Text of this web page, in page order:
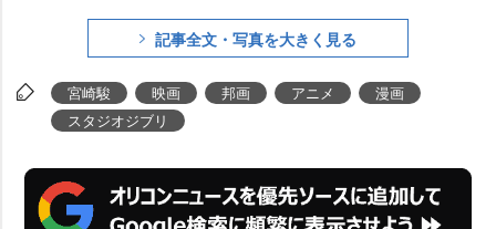
歌発表など事前情報が一切ない状
態で異例の公開となった。
記事全文・写真を大きく見る
宮崎駿 映画 邦画 アニメ
漫画
スタジオジブリ